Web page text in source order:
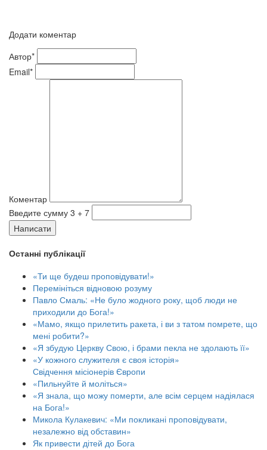
Додати коментар
Автор*
Email*
Коментар
Введите сумму 3 + 7
Написати
Останні публікації
«Ти ще будеш проповідувати!»
Перемініться відновою розуму
Павло Смаль: «Не було жодного року, щоб люди не
приходили до Бога!»
«Мамо, якщо прилетить ракета, і ви з татом помрете, що
мені робити?»
«Я збудую Церкву Свою, і брами пекла не здолають її»
«У кожного служителя є своя історія»
Свідчення місіонерів Європи
«Пильнуйте й моліться»
«Я знала, що можу померти, але всім серцем надіялася
на Бога!»
Микола Кулакевич: «Ми покликані проповідувати,
незалежно від обставин»
Як привести дітей до Бога